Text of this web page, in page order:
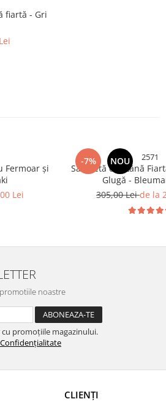
fiartă - Gri
Fermoar și
Lei
-7% NOU 2571
Salopetă din Lână
Glugă -
305,00 Leide la
noastre
promoțiile magazinului.
CLIENȚI